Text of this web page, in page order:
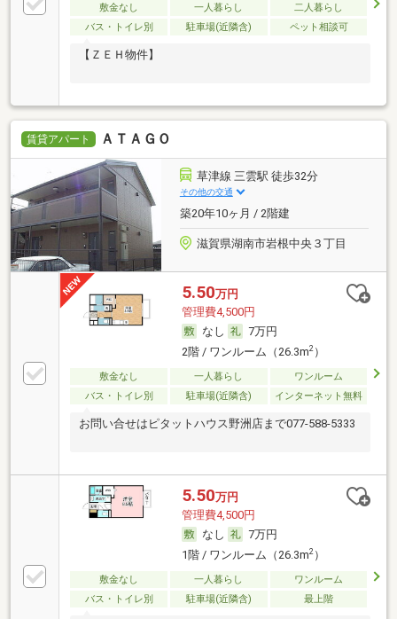
敷金なし 一人暮らし
二人暮らし
バス・トイレ別
駐車場(近隣含) ペット相談可
【ＺＥＨ物件】
賃貸アパート ＡＴＡＧＯ
草津線 三雲駅 徒歩32分
その他の交通
築20年10ヶ月 / 2階建
滋賀県湖南市岩根中央３丁目
5.50万円
管理費4,500円
なし
7万円
2階 / ワンルーム（26.3m2）
敷金なし 一人暮らし
ワンルーム
バス・トイレ別
駐車場(近隣含) インターネット無料
お問い合せはピタットハウス野洲店まで077-588-5333
5.50万円
管理費4,500円
なし
7万円
1階 / ワンルーム（26.3m2）
敷金なし 一人暮らし
ワンルーム
バス・トイレ別
駐車場(近隣含) 最上階